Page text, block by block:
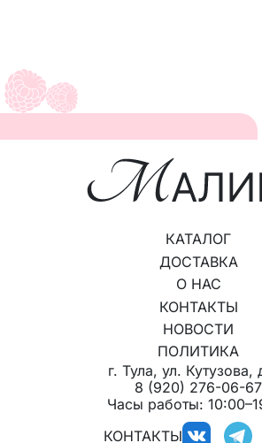
КАТАЛОГ
ДОСТАВКА
О НАС
КОНТАКТЫ
НОВОСТИ
ПОЛИТИКА
г. Тула, ул. Кутузова,
8 (920) 276-06-67
Часы работы:
КОНТАКТЫ